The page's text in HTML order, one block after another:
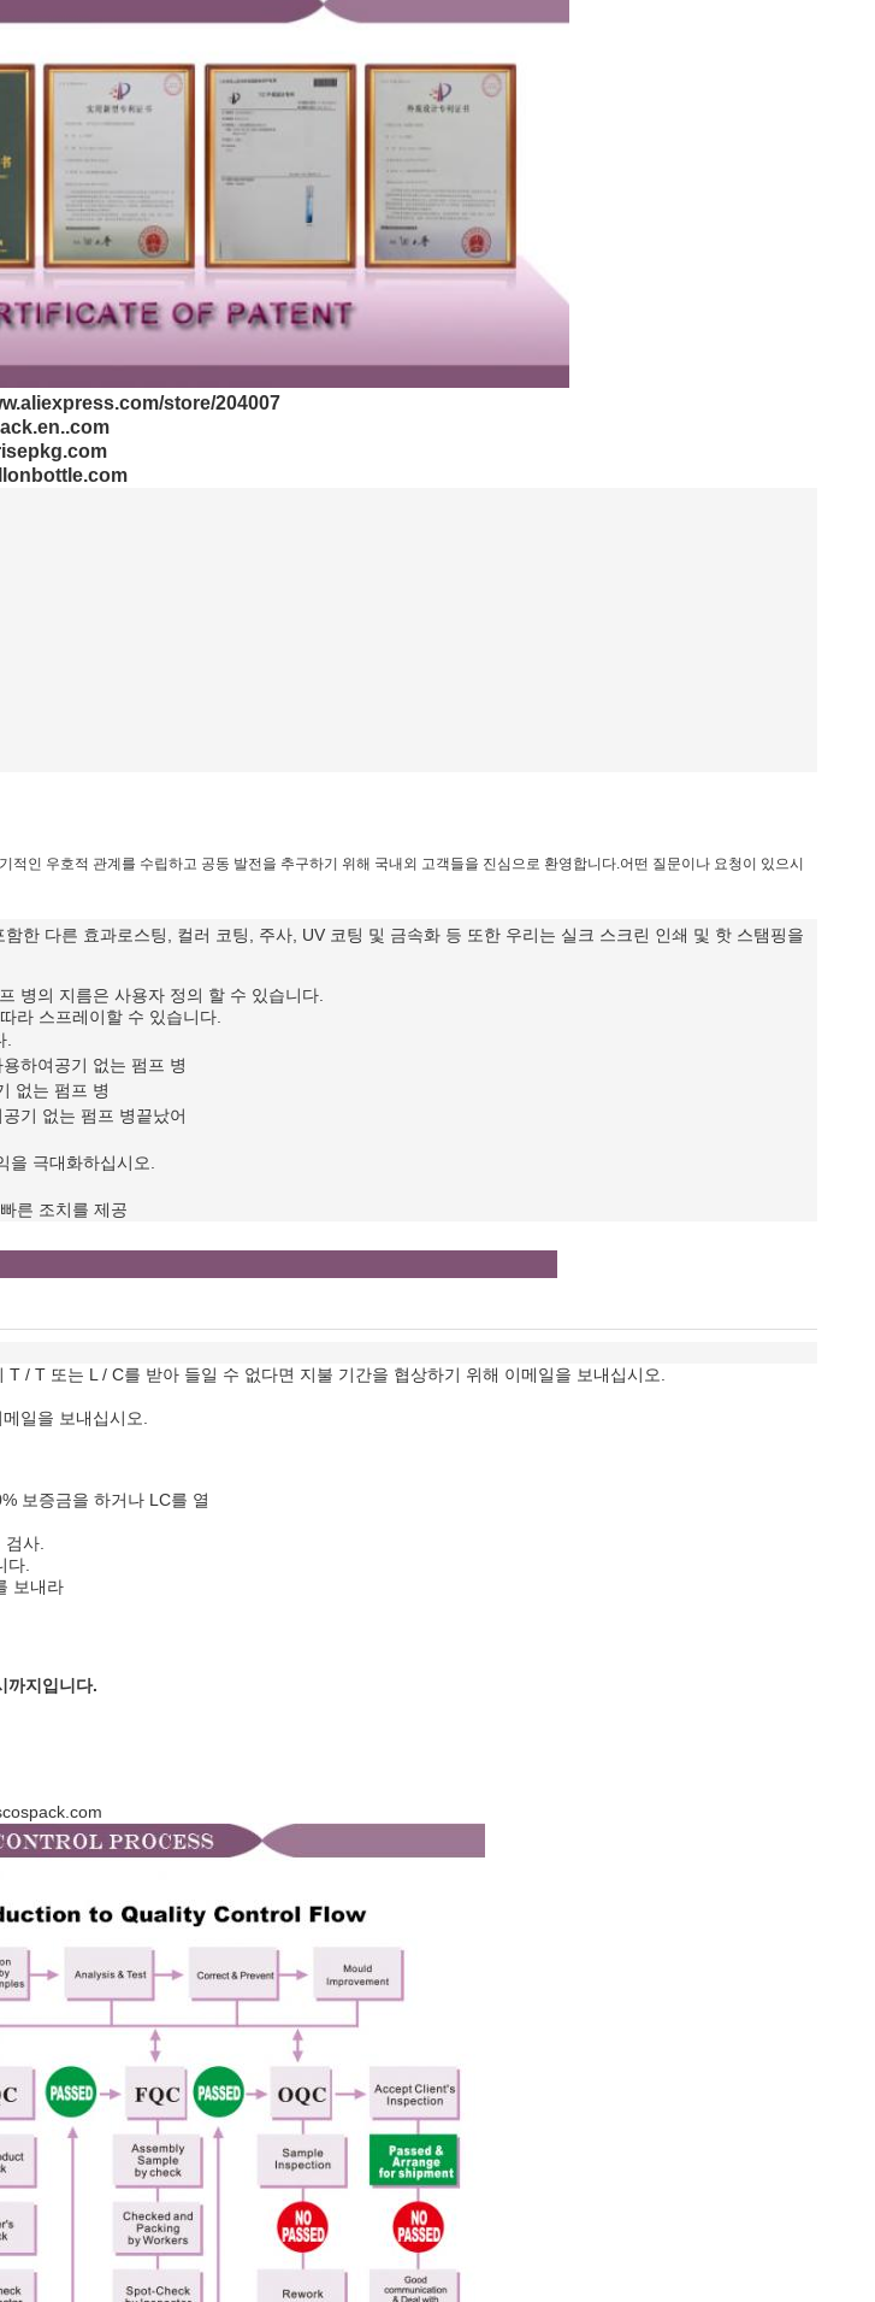
store/204007
적인 우호적 관계를 수립하고 공동 발전을 추구하기 위해 국내외 고객들을 진심으로 환영합니다.어떤 질문이나 요청이 있으시
함한 다른 효과로스팅, 컬러 코팅, 주사, UV 코팅 및 금속화 등 또한 우리는 실크 스크린 인쇄 및 핫 스탬핑을
병의 지름은 사용자 정의 할 수 있습니다.
라 스프레이할 수 있습니다.
하여공기 없는 펌프 병
없는 펌프 병
공기 없는 펌프 병끝났어
을 극대화하십시오.
른 조치를 제공
/ T 또는 L / C를 받아 들일 수 없다면 지불 기간을 협상하기 위해 이메일을 보내십시오.
일을 보내십시오.
보증금을 하거나 LC를 열
사.
다.
보내라
까지입니다.